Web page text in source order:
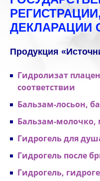
ДЕКЛАРАЦИИ
Продукция
Гидролизат
соответствии
Бальзам-лосьон,
Бальзам-молочко,
Гидрогель для
Гидрогель после
Гидрогель,